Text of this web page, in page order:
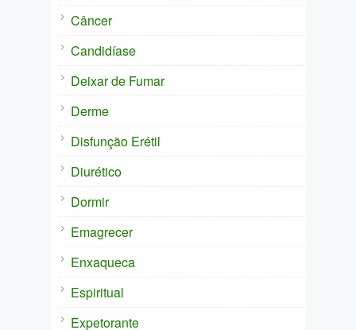
Câncer
Candidíase
Deixar de Fumar
Derme
Disfunção Erétil
Diurético
Dormir
Emagrecer
Enxaqueca
Espiritual
Expetorante